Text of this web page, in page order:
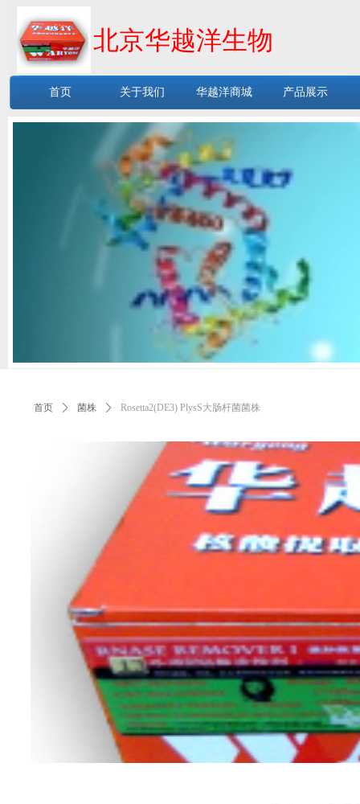
北京华越洋生物
首页 关于我们 华越洋商城 产品展示
首页 ꄲ 菌株 ꄲ Rosetta2(DE3) PlysS大肠杆菌菌株